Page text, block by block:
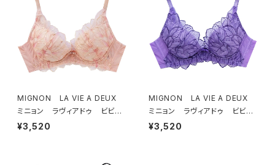
MIGNON LA VIE A DEUX
ミニョン ラヴィアドゥ ビビア
ーナ ブラジャー（ピーチ）M20
¥3,520
MIGNON LA VIE A DEUX
ミニョン ラヴィアドゥ ビビア
ーナ ブラジャー（ヴィオレッタ）
¥3,520